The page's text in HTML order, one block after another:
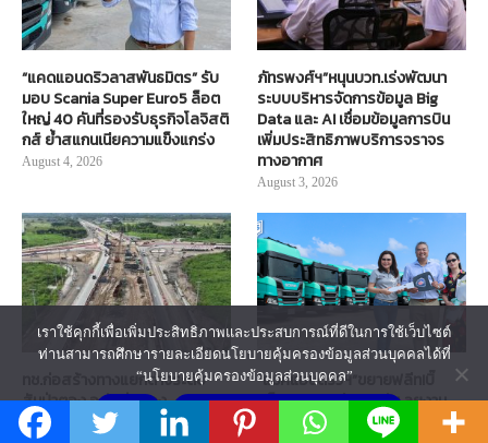
“แคดแอนดริวลาสพันธมิตร” รับ
มอบ Scania Super Euro5 ล็อต
ใหญ่ 40 คันที่รองรับธุรกิจโลจิสติ
กส์ ย้ำสแกนเนียความแข็งแกร่ง
August 4, 2026
ภัทรพงศ์ฯ”หนุนบวท.เร่งพัฒนา
ระบบบริหารจัดการข้อมูล Big
Data และ AI เชื่อมข้อมูลการบิน
เพิ่มประสิทธิภาพบริการจราจร
ทางอากาศ
August 3, 2026
ทช.ก่อสร้างทางแยกต่างระดับ
สันป่าตอง อ.สันป่าตอง
จ.เชียงใหม่ คาดแล้วเสร็จปี 2570
“แมคแอนดริวฯ”ขยายฟลีท!บิ๊
กล็อตสแกนเนีย 40 คัน ลุยงาน
Cross Border ตอบ
เราใช้คุกกี้เพื่อเพิ่มประสิทธิภาพและประสบการณ์ที่ดีในการใช้เว็บไซต์
ท่านสามารถศึกษารายละเอียดนโยบายคุ้มครองข้อมูลส่วนบุคคลได้ที่
“นโยบายคุ้มครองข้อมูลส่วนบุคคล”
ยอมรับ นโยบายคุ้มครองข้อมูลส่วนบุคคล